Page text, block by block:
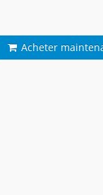
Acheter